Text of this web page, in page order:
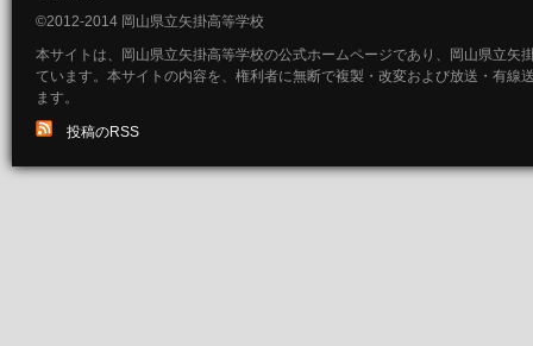
©2012-2014 岡山県立矢掛高等学校
本サイトは、岡山県立矢掛高等学校の公式ホームページであり、岡山県立矢
ています。本サイトの内容を、権利者に無断で複製・改変および放送・有線
ます。
投稿のRSS